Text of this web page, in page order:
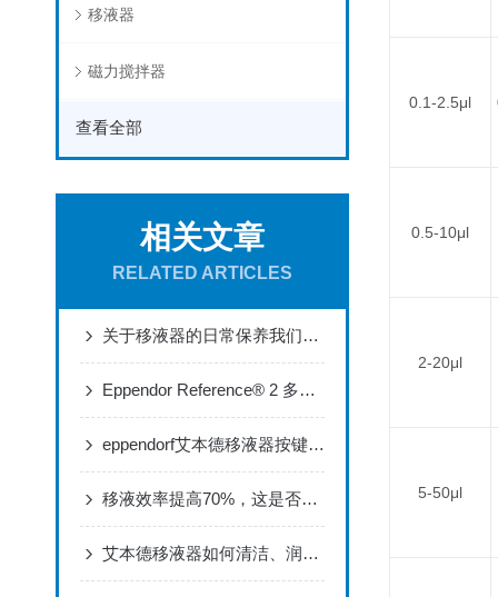
移液器
磁力搅拌器
查看全部
相关文章
RELATED ARTICLES
关于移液器的日常保养我们需要做哪些
Eppendor Reference® 2 多道可调量程移液器产品介绍
eppendorf艾本德移液器按键（侧盖）松动掉落怎么办？
移液效率提高70%，这是否是您实验室需要的？
艾本德移液器如何清洁、润滑、消毒和自检？
0.1-2.5μl
0.5-10μl
2-20μl
5-50μl